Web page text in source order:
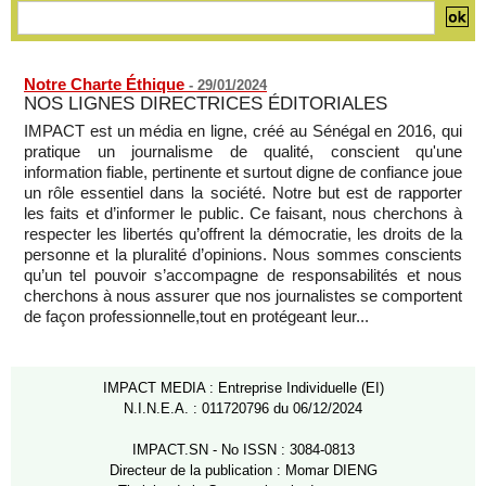
rupture diplomatique » entre les 2 pays
Notre Charte Éthique - 29/01/2024
NOS LIGNES DIRECTRICES ÉDITORIALES
IMPACT est un média en ligne, créé au Sénégal en 2016, qui
pratique un journalisme de qualité, conscient qu'une
information fiable, pertinente et surtout digne de confiance joue
un rôle essentiel dans la société. Notre but est de rapporter
les faits et d’informer le public. Ce faisant, nous cherchons à
respecter les libertés qu’offrent la démocratie, les droits de la
personne et la pluralité d’opinions. Nous sommes conscients
qu’un tel pouvoir s’accompagne de responsabilités et nous
cherchons à nous assurer que nos journalistes se comportent
de façon professionnelle,tout en protégeant leur...
IMPACT MEDIA : Entreprise Individuelle (EI)
N.I.N.E.A. : 011720796 du 06/12/2024
IMPACT.SN - No ISSN : 3084-0813
Directeur de la publication : Momar DIENG